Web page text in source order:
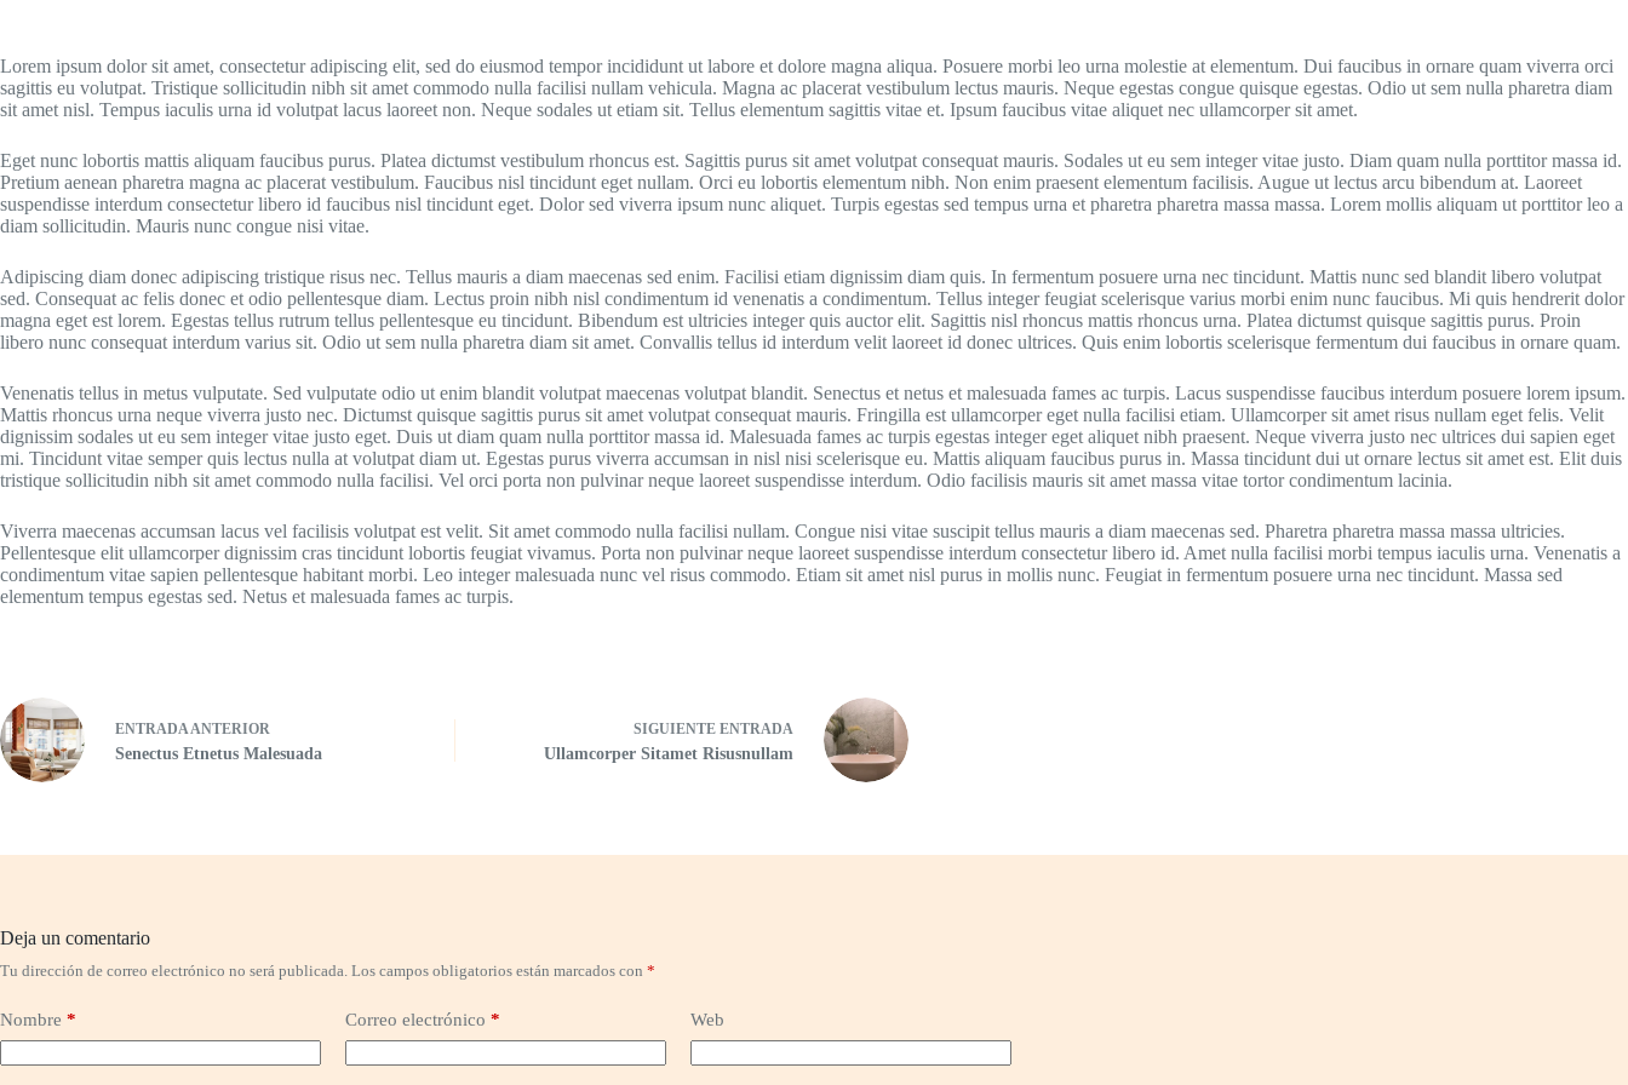
Lorem ipsum dolor sit amet, consectetur adipiscing elit, sed do eiusmod tempor incididunt ut labore et dolore magna aliqua. Posuere morbi leo urna molestie at elementum. Dui faucibus in ornare quam viverra orci
sagittis eu volutpat. Tristique sollicitudin nibh sit amet commodo nulla facilisi nullam vehicula. Magna ac placerat vestibulum lectus mauris. Neque egestas congue quisque egestas. Odio ut sem nulla pharetra diam
sit amet nisl. Tempus iaculis urna id volutpat lacus laoreet non. Neque sodales ut etiam sit. Tellus elementum sagittis vitae et. Ipsum faucibus vitae aliquet nec ullamcorper sit amet.
Eget nunc lobortis mattis aliquam faucibus purus. Platea dictumst vestibulum rhoncus est. Sagittis purus sit amet volutpat consequat mauris. Sodales ut eu sem integer vitae justo. Diam quam nulla porttitor massa id.
Pretium aenean pharetra magna ac placerat vestibulum. Faucibus nisl tincidunt eget nullam. Orci eu lobortis elementum nibh. Non enim praesent elementum facilisis. Augue ut lectus arcu bibendum at. Laoreet
suspendisse interdum consectetur libero id faucibus nisl tincidunt eget. Dolor sed viverra ipsum nunc aliquet. Turpis egestas sed tempus urna et pharetra pharetra massa massa. Lorem mollis aliquam ut porttitor leo a
diam sollicitudin. Mauris nunc congue nisi vitae.
Adipiscing diam donec adipiscing tristique risus nec. Tellus mauris a diam maecenas sed enim. Facilisi etiam dignissim diam quis. In fermentum posuere urna nec tincidunt. Mattis nunc sed blandit libero volutpat
sed. Consequat ac felis donec et odio pellentesque diam. Lectus proin nibh nisl condimentum id venenatis a condimentum. Tellus integer feugiat scelerisque varius morbi enim nunc faucibus. Mi quis hendrerit dolor
magna eget est lorem. Egestas tellus rutrum tellus pellentesque eu tincidunt. Bibendum est ultricies integer quis auctor elit. Sagittis nisl rhoncus mattis rhoncus urna. Platea dictumst quisque sagittis purus. Proin
libero nunc consequat interdum varius sit. Odio ut sem nulla pharetra diam sit amet. Convallis tellus id interdum velit laoreet id donec ultrices. Quis enim lobortis scelerisque fermentum dui faucibus in ornare quam.
Venenatis tellus in metus vulputate. Sed vulputate odio ut enim blandit volutpat maecenas volutpat blandit. Senectus et netus et malesuada fames ac turpis. Lacus suspendisse faucibus interdum posuere lorem ipsum.
Mattis rhoncus urna neque viverra justo nec. Dictumst quisque sagittis purus sit amet volutpat consequat mauris. Fringilla est ullamcorper eget nulla facilisi etiam. Ullamcorper sit amet risus nullam eget felis. Velit
dignissim sodales ut eu sem integer vitae justo eget. Duis ut diam quam nulla porttitor massa id. Malesuada fames ac turpis egestas integer eget aliquet nibh praesent. Neque viverra justo nec ultrices dui sapien eget
mi. Tincidunt vitae semper quis lectus nulla at volutpat diam ut. Egestas purus viverra accumsan in nisl nisi scelerisque eu. Mattis aliquam faucibus purus in. Massa tincidunt dui ut ornare lectus sit amet est. Elit duis
tristique sollicitudin nibh sit amet commodo nulla facilisi. Vel orci porta non pulvinar neque laoreet suspendisse interdum. Odio facilisis mauris sit amet massa vitae tortor condimentum lacinia.
Viverra maecenas accumsan lacus vel facilisis volutpat est velit. Sit amet commodo nulla facilisi nullam. Congue nisi vitae suscipit tellus mauris a diam maecenas sed. Pharetra pharetra massa massa ultricies.
Pellentesque elit ullamcorper dignissim cras tincidunt lobortis feugiat vivamus. Porta non pulvinar neque laoreet suspendisse interdum consectetur libero id. Amet nulla facilisi morbi tempus iaculis urna. Venenatis a
condimentum vitae sapien pellentesque habitant morbi. Leo integer malesuada nunc vel risus commodo. Etiam sit amet nisl purus in mollis nunc. Feugiat in fermentum posuere urna nec tincidunt. Massa sed
elementum tempus egestas sed. Netus et malesuada fames ac turpis.
ENTRADA ANTERIOR
Senectus Etnetus Malesuada
SIGUIENTE ENTRADA
Ullamcorper Sitamet Risusnullam
Deja un comentario
Tu dirección de correo electrónico no será publicada. Los campos obligatorios están marcados con *
Nombre * Correo electrónico * Web